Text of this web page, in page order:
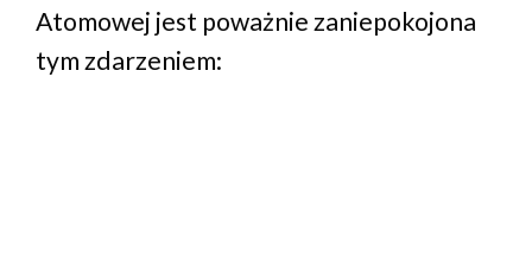
Atomowej jest poważnie zaniepokojona
tym zdarzeniem: